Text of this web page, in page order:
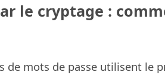
le cryptage :
de mots de passe utilisent le